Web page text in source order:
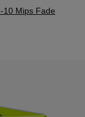
10 Mips Fade